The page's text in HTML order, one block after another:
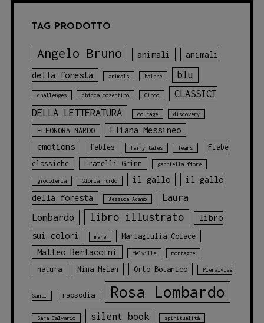
TAG PRODOTTO
Angelo Bruno animali animali
della foresta animals balene blu
challenges chicca cosentino Circo
CLASSICI
DELLA LETTERATURA
courage discovery
ELEONORA NARDO
Eliana Messineo
emotions
fables fairy tales fears
Fiabe
classiche
Fratelli Grimm gabriella fiore
giocoleria Gloria Tundo il gallo
il gallo
della foresta
Jessica Adamo
Laura
Lombardo
libro illustrato
libro
sui colori
mare Mariagiulia Colace
Matteo Bertaccini Melville montagne
natura Nina Melan Orto Botanico Pieralvise
Santi rapsodia Rosa Lombardo
Sara Calvario silent book spiritualità